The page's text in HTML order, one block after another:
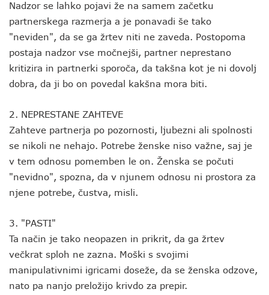
Nadzor se lahko pojavi že na samem začetku
partnerskega razmerja a je ponavadi še tako
"neviden", da se ga žrtev niti ne zaveda. Postopoma
postaja nadzor vse močnejši, partner neprestano
kritizira in partnerki sporoča, da takšna kot je ni dovolj
dobra, da ji bo on povedal kakšna mora biti.
2. NEPRESTANE ZAHTEVE
Zahteve partnerja po pozornosti, ljubezni ali spolnosti
se nikoli ne nehajo. Potrebe ženske niso važne, saj je
v tem odnosu pomemben le on. Ženska se počuti
"nevidno", spozna, da v njunem odnosu ni prostora za
njene potrebe, čustva, misli.
3. "PASTI"
Ta način je tako neopazen in prikrit, da ga žrtev
večkrat sploh ne zazna. Moški s svojimi
manipulativnimi igricami doseže, da se ženska odzove,
nato pa nanjo preložijo krivdo za prepir.